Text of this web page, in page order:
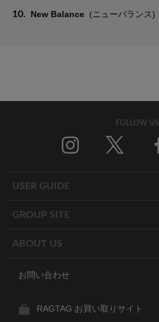
10. New Balance (ニューバランス)
FOLLOW US
USER GUIDE
GROUP SITE
ABOUT US
お問い合わせ
RAGTAG お買い取りサイト